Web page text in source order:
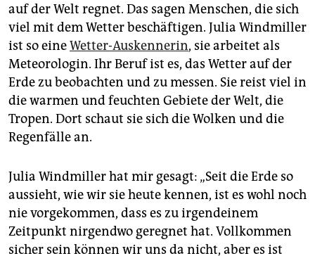
epaper login
auf der Welt regnet. Das sagen Menschen, die sich
viel mit dem Wetter beschäftigen. Julia Windmiller
ist so eineWetter-Auskennerin, sie arbeitet als
Meteorologin. Ihr Beruf ist es, das Wetter auf der
Erde zu beobachten und zu messen. Sie reist viel in
die warmen und feuchten Gebiete der Welt, die
Tropen. Dort schaut sie sich die Wolken und die
Regenfälle an.
Julia Windmiller hat mir gesagt: „Seit die Erde so
aussieht, wie wir sie heute kennen, ist es wohl noch
nie vorgekommen, dass es zu irgendeinem
Zeitpunkt nirgendwo geregnet hat. Vollkommen
sicher sein können wir uns da nicht, aber es ist